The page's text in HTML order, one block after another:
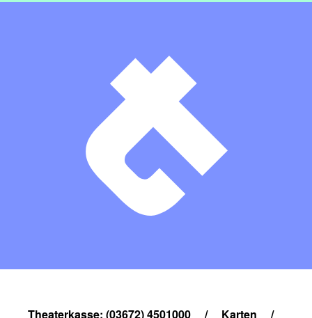
Theaterkasse: (03672) 4501000 / Karten /